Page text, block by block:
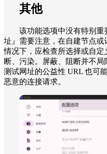
其他
该功能选项中没有特别重
址 』 需要注意，在自建节点
情况下，应检查所选择或自
断、污染。屏蔽、阻断并不
测试网址的公益性 URL 也可
恶意的连接请求。